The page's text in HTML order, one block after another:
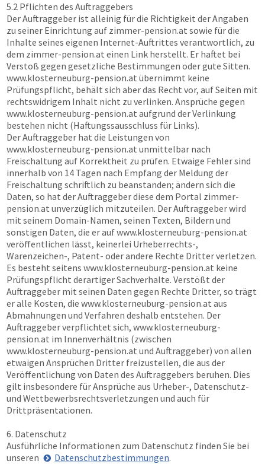
5.2 Pflichten des Auftraggebers
Der Auftraggeber ist alleinig für die Richtigkeit der Angaben
zu seiner Einrichtung auf zimmer-pension.at sowie für die
Inhalte seines eigenen Internet-Auftrittes verantwortlich, zu
dem zimmer-pension.at einen Link herstellt. Er haftet bei
Verstoß gegen gesetzliche Bestimmungen oder gute Sitten.
www.klosterneuburg-pension.at übernimmt keine
Prüfungspflicht, behält sich aber das Recht vor, auf Seiten mit
rechtswidrigem Inhalt nicht zu verlinken. Ansprüche gegen
www.klosterneuburg-pension.at aufgrund der Verlinkung
bestehen nicht (Haftungssausschluss für Links).
Der Auftraggeber hat die Leistungen von
www.klosterneuburg-pension.at unmittelbar nach
Freischaltung auf Korrektheit zu prüfen. Etwaige Fehler sind
innerhalb von 14 Tagen nach Empfang der Meldung der
Freischaltung schriftlich zu beanstanden; ändern sich die
Daten, so hat der Auftraggeber diese dem Portal zimmer-
pension.at unverzüglich mitzuteilen. Der Auftraggeber wird
mit seinem Domain-Namen, seinen Texten, Bildern und
sonstigen Daten, die er aufwww.klosterneuburg-pension.at
veröffentlichen lässt, keinerlei Urheberrechts-,
Warenzeichen-, Patent- oder andere Rechte Dritter verletzen.
Es besteht seitens www.klosterneuburg-pension.at keine
Prüfungspflicht derartiger Sachverhalte. Verstößt der
Auftraggeber mit seinen Daten gegen Rechte Dritter, so trägt
er alle Kosten, die www.klosterneuburg-pension.at aus
Abmahnungen und Verfahren deshalb entstehen. Der
Auftraggeber verpflichtet sich, www.klosterneuburg-
pension.at im Innenverhältnis (zwischen
www.klosterneuburg-pension.at und Auftraggeber) von allen
etwaigen Ansprüchen Dritter freizustellen, die aus der
Veröffentlichung von Daten des Auftraggebers beruhen. Dies
gilt insbesondere für Ansprüche aus Urheber-, Datenschutz-
und Wettbewerbsrechtsverletzungen und auch für
Drittpräsentationen.
6. Datenschutz
Ausführliche Informationen zum Datenschutz finden Sie bei
unseren
Datenschutzbestimmungen.